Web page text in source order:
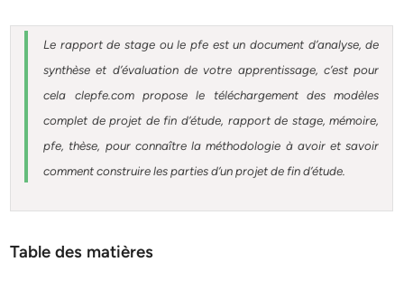
Le rapport de stage ou le pfe est un document d’analyse, de
synthèse et d’évaluation de votre apprentissage, c’est pour
cela clepfe.com propose le téléchargement des modèles
complet de projet de fin d’étude, rapport de stage, mémoire,
pfe, thèse, pour connaître la méthodologie à avoir et savoir
comment construire les parties d’un projet de fin d’étude.
Table des matières